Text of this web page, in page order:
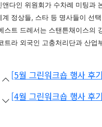
앤다인 위원회가 수차례 미팅과
계 정상들, 스타 등 명사들이 선
스트 드레서는 스탠튼채이스의
트라 외국인 고충처리단과 산
[5월 그린워크숍 행사 후
[4월 그린워크숍 행사 후